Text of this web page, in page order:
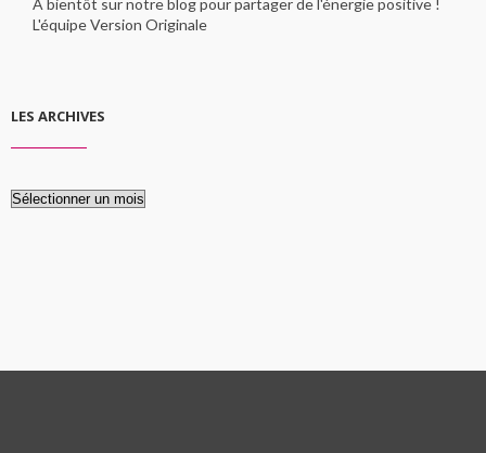
A bientôt sur notre blog pour partager de l'énergie positive !
L'équipe Version Originale
LES ARCHIVES
Les